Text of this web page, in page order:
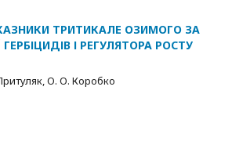
ТРИТИКАЛЕ ОЗИМОГО ЗА
ГЕРБІЦИДІВ І РЕГУЛЯТОРА РОСТУ
О. О. Коробко